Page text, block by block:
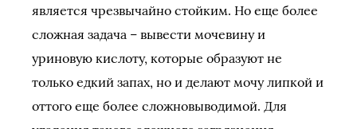
является чрезвычайно стойким. Но еще более
сложная задача – вывести мочевину и
уриновую кислоту, которые образуют не
только едкий запах, но и делают мочу липкой и
оттого еще более сложновыводимой. Для